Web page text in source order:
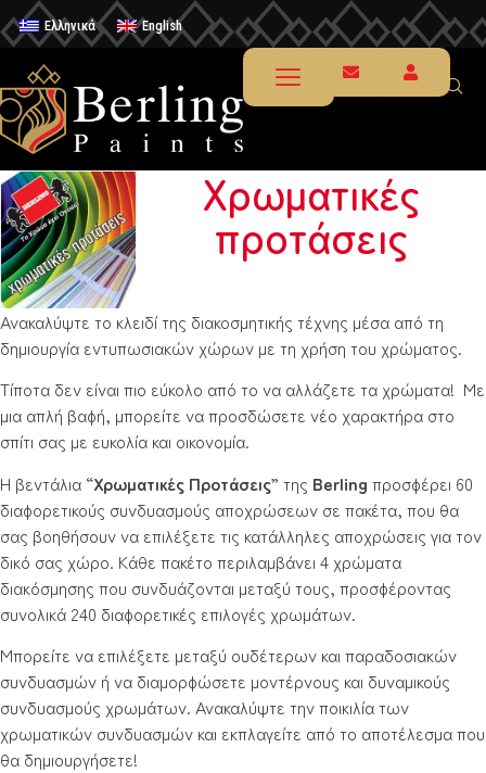
Ελληνικά English
Χρωματικές
προτάσεις
Ανακαλύψτε το κλειδί της διακοσμητικής τέχνης μέσα από τη
δημιουργία εντυπωσιακών χώρων με τη χρήση του χρώματος.
Τίποτα δεν είναι πιο εύκολο από το να αλλάζετε τα χρώματα! Με
μια απλή βαφή, μπορείτε να προσδώσετε νέο χαρακτήρα στο
σπίτι σας με ευκολία και οικονομία.
Η βεντάλια “Χρωματικές Προτάσεις” της Berling προσφέρει 60
διαφορετικούς συνδυασμούς αποχρώσεων σε πακέτα, που θα
σας βοηθήσουν να επιλέξετε τις κατάλληλες αποχρώσεις για τον
δικό σας χώρο. Κάθε πακέτο περιλαμβάνει 4 χρώματα
διακόσμησης που συνδυάζονται μεταξύ τους, προσφέροντας
συνολικά 240 διαφορετικές επιλογές χρωμάτων.
Μπορείτε να επιλέξετε μεταξύ ουδέτερων και παραδοσιακών
συνδυασμών ή να διαμορφώσετε μοντέρνους και δυναμικούς
συνδυασμούς χρωμάτων. Ανακαλύψτε την ποικιλία των
χρωματικών συνδυασμών και εκπλαγείτε από το αποτέλεσμα που
θα δημιουργήσετε!